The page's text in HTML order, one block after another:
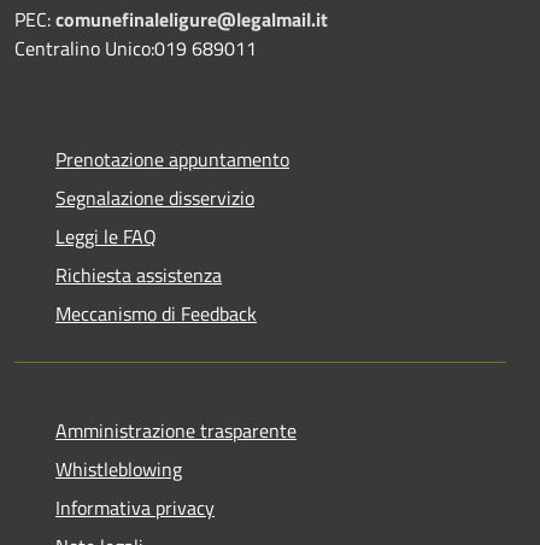
PEC:comunefinaleligure@legalmail.it
Centralino Unico:019 689011
Prenotazione appuntamento
Segnalazione disservizio
Leggi le FAQ
Richiesta assistenza
Meccanismo di Feedback
Amministrazione trasparente
Whistleblowing
Informativa privacy